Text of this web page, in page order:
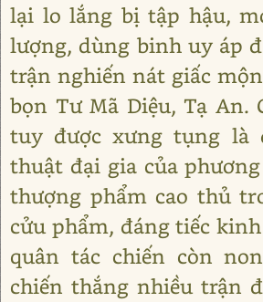
lại lo lắng bị tập hậu,
lượng, dùng binh uy áp
trận nghiến nát giấc
bọn Tư Mã Diệu, Tạ An.
tuy được xưng tụng là
thuật đại gia của
thượng phẩm cao thủ
cửu phẩm, đáng tiếc
quân tác chiến còn
chiến thắng nhiều trận